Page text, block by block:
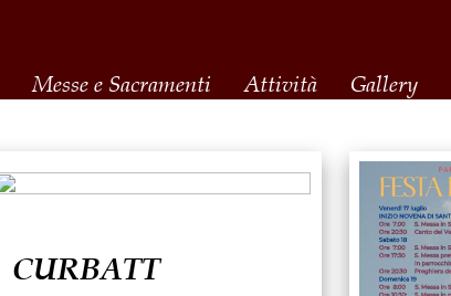
Messe e Sacramenti Attività Gallery
CURBATT